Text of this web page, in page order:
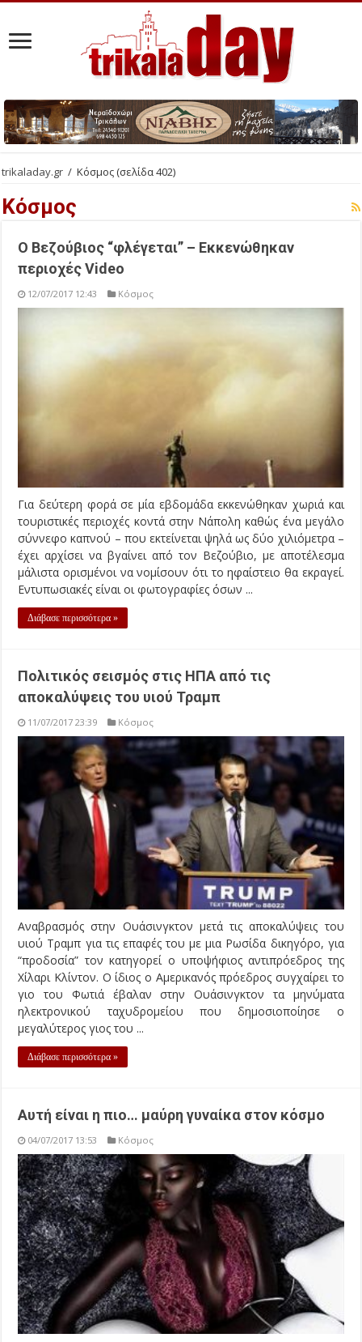
trikaladay.gr / Κόσμος(σελίδα 402)
Κόσμος
Ο Βεζούβιος “φλέγεται” – Εκκενώθηκαν
περιοχές Video
12/07/2017 12:43 Κόσμος
Για δεύτερη φορά σε μία εβδομάδα εκκενώθηκαν χωριά και
τουριστικές περιοχές κοντά στην Νάπολη καθώς ένα μεγάλο
σύννεφο καπνού – που εκτείνεται ψηλά ως δύο χιλιόμετρα –
έχει αρχίσει να βγαίνει από τον Βεζούβιο, με αποτέλεσμα
μάλιστα ορισμένοι να νομίσουν ότι το ηφαίστειο θα εκραγεί.
Εντυπωσιακές είναι οι φωτογραφίες όσων ...
Διάβασε περισσότερα »
Πολιτικός σεισμός στις ΗΠΑ από τις
αποκαλύψεις του υιού Τραμπ
11/07/2017 23:39 Κόσμος
Αναβρασμός στην Ουάσινγκτον μετά τις αποκαλύψεις του
υιού Τραμπ για τις επαφές του με μια Ρωσίδα δικηγόρο, για
“προδοσία” τον κατηγορεί ο υποψήφιος αντιπρόεδρος της
Χίλαρι Κλίντον. Ο ίδιος ο Αμερικανός πρόεδρος συγχαίρει το
γιο του Φωτιά έβαλαν στην Ουάσινγκτον τα μηνύματα
ηλεκτρονικού ταχυδρομείου που δημοσιοποίησε ο
μεγαλύτερος γιος του ...
Διάβασε περισσότερα »
Αυτή είναι η πιο… μαύρη γυναίκα στον κόσμο
04/07/2017 13:53 Κόσμος